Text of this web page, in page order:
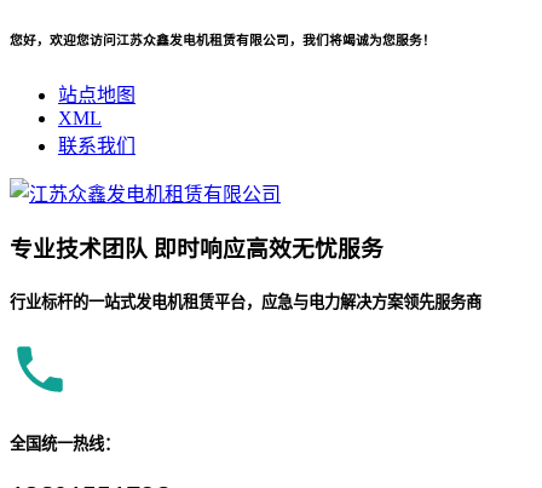
您好，欢迎您访问江苏众鑫发电机租赁有限公司，我们将竭诚为您服务！
站点地图
XML
联系我们
专业技术团队 即时响应高效无忧服务
行业标杆的一站式发电机租赁平台，应急与电力解决方案领先服务商
全国统一热线：